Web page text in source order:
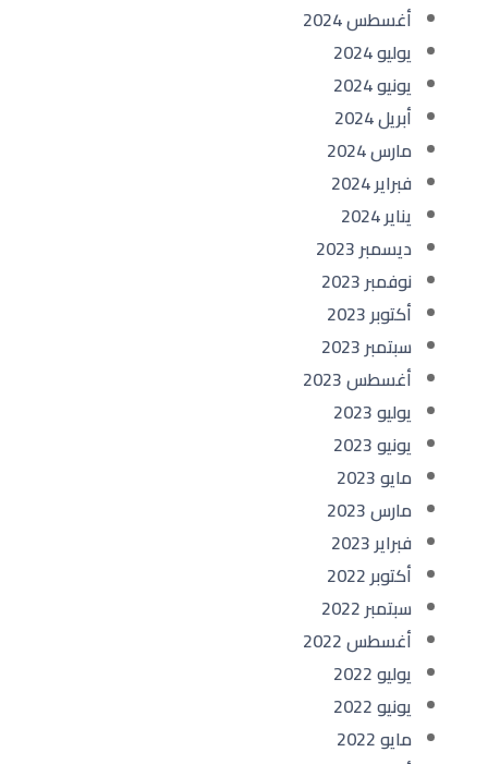
أغسطس 2024
يوليو 2024
يونيو 2024
أبريل 2024
مارس 2024
فبراير 2024
يناير 2024
ديسمبر 2023
نوفمبر 2023
أكتوبر 2023
سبتمبر 2023
أغسطس 2023
يوليو 2023
يونيو 2023
مايو 2023
مارس 2023
فبراير 2023
أكتوبر 2022
سبتمبر 2022
أغسطس 2022
يوليو 2022
يونيو 2022
مايو 2022